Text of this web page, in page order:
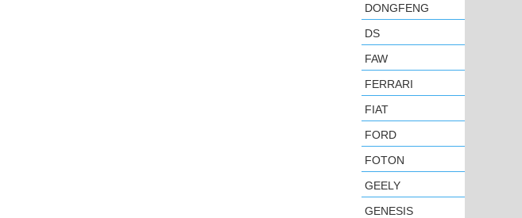
DONGFENG
DS
FAW
FERRARI
FIAT
FORD
FOTON
GEELY
GENESIS